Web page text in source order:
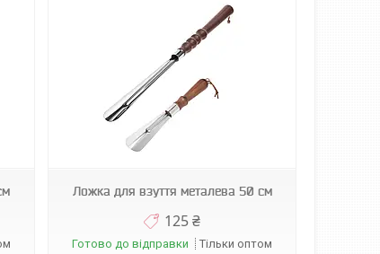
Ложка для взуття металева 50 см
125 ₴
Готово до відправки Тільки оптом